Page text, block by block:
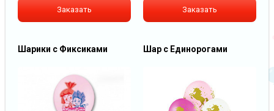
Заказать Заказать
Шарики с Фиксиками Шар с Единорогами